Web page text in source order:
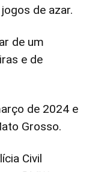
de azar.
de um
e de
de 2024 e
Grosso.
Civil